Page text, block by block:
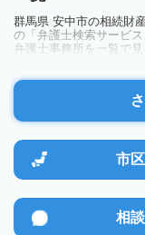
群馬県 安中市の相続財
の「弁護士検索サービ
弁護士事務所を一覧で
抱えている方は一度近
市
相